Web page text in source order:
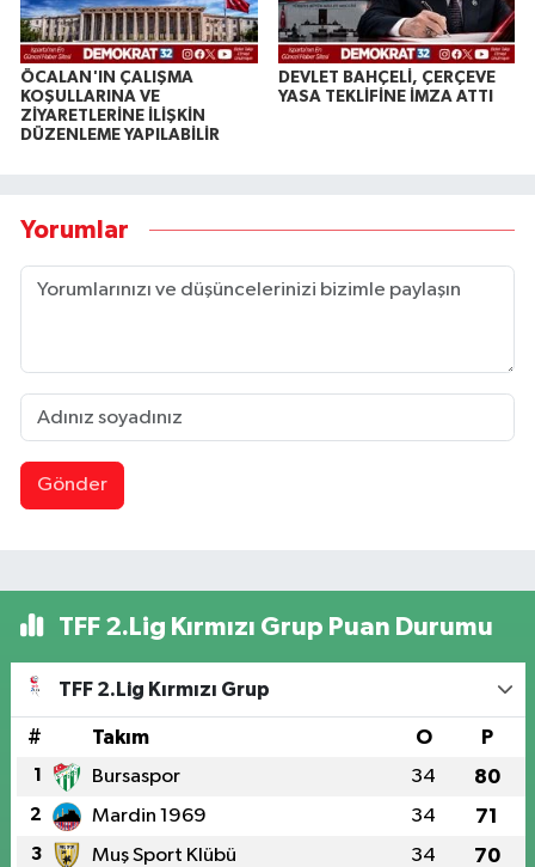
ÖCALAN'IN ÇALIŞMA
KOŞULLARINA VE
ZİYARETLERİNE İLİŞKİN
DÜZENLEME YAPILABİLİR
DEVLET BAHÇELİ, ÇERÇEVE
YASA TEKLİFİNE İMZA ATTI
Yorumlar
Gönder
TFF 2.Lig Kırmızı Grup Puan Durumu
TFF 2.Lig Kırmızı Grup
# Takım O P
1 Bursaspor 34 80
2 Mardin 1969 34 71
3 Muş Sport Klübü 34 70